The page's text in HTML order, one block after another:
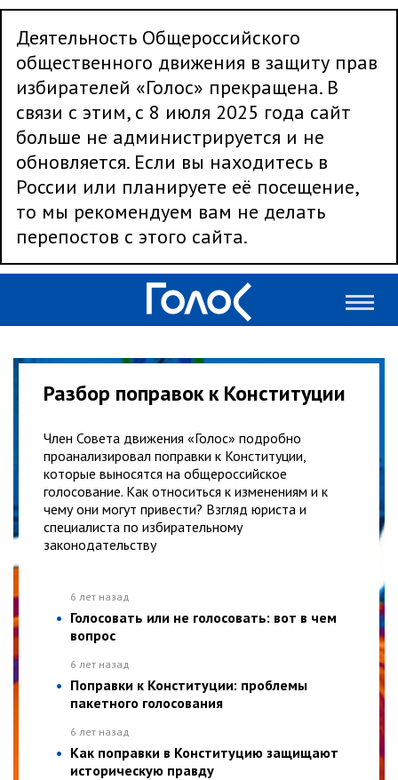
Деятельность Общероссийского
общественного движения в защиту прав
избирателей «Голос» прекращена. В
связи с этим, с 8 июля 2025 года сайт
больше не администрируется и не
обновляется. Если вы находитесь в
России или планируете её посещение,
то мы рекомендуем вам не делать
перепостов с этого сайта.
Разбор поправок к Конституции
Член Совета движения «Голос» подробно
проанализировал поправки к Конституции,
которые выносятся на общероссийское
голосование. Как относиться к изменениям и к
чему они могут привести? Взгляд юриста и
специалиста по избирательному
законодательству
6 лет назад
Голосовать или не голосовать: вот в чем
вопрос
6 лет назад
Поправки к Конституции: проблемы
пакетного голосования
6 лет назад
Как поправки в Конституцию защищают
историческую правду